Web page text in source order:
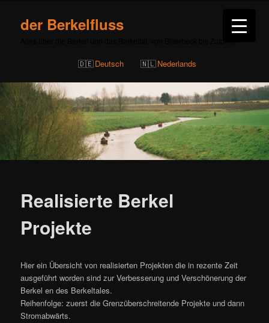
der Berkelfluss
Deutsch Nederlands
Realisierte Berkel
Projekte
Hier ein Übersicht von realisierten Projekten die in rezente Zeit
ausgeführt worden sind zur Verbesserung und Verschönerung der
Berkel en des Berkeltales.
Reihenfolge: zuerst die Grenzüberschreitende Projekte und dann
Stromabwärts.